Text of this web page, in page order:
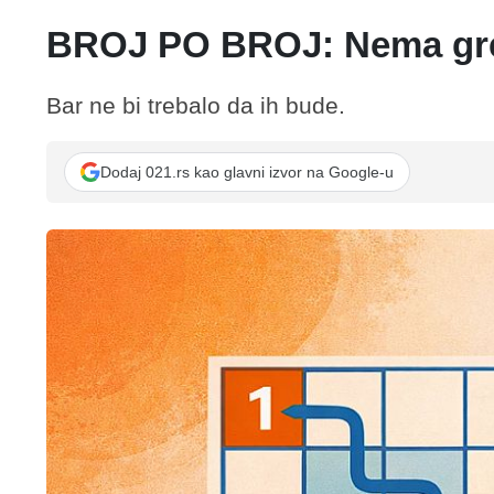
BROJ PO BROJ: Nema
Bar ne bi trebalo da ih bude.
Dodaj 021.rs kao glavni izvor na Google-u